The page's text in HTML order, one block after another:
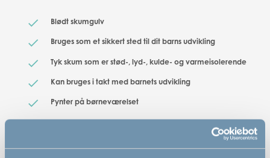
Blødt skumgulv
Bruges som et sikkert sted til dit barns udvikling
Tyk skum som er stød-, lyd-, kulde- og varmeisolerende
Kan bruges i takt med barnets udvikling
Pynter på børneværelset